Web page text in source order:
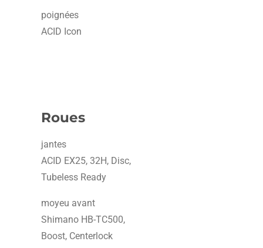
poignées
ACID Icon
Roues
jantes
ACID EX25, 32H, Disc,
Tubeless Ready
moyeu avant
Shimano HB-TC500,
Boost, Centerlock